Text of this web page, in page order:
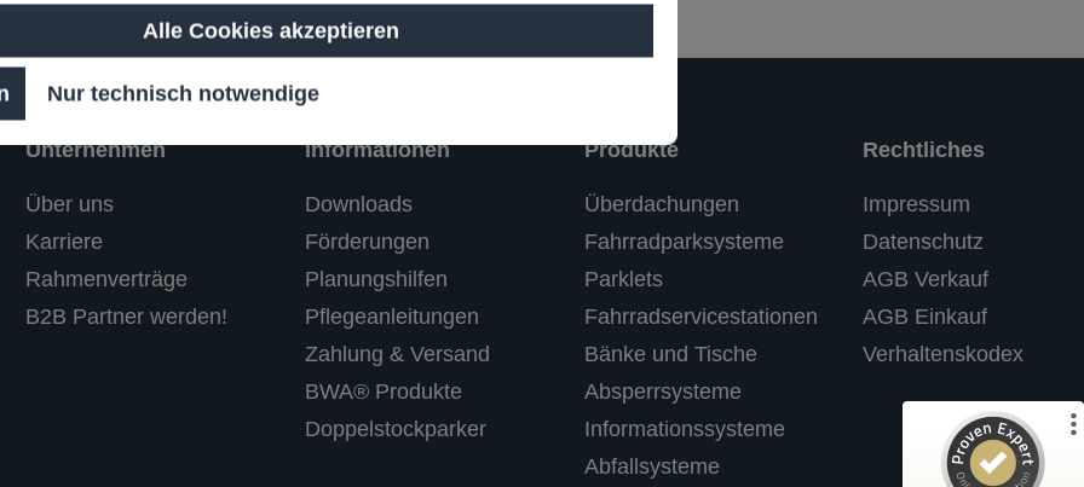
Unternehmen
Über uns
Karriere
Rahmenverträge
B2B Partner werden!
Informationen
Downloads
Förderungen
Planungshilfen
Pflegeanleitungen
Zahlung & Versand
BWA® Produkte
Doppelstockparker
Produkte
Überdachungen
Fahrradparksysteme
Parklets
Fahrradservicestationen
Bänke und Tische
Absperrsysteme
Informationssysteme
Abfallsysteme
Rechtliches
Impressum
Datenschutz
AGB Verkauf
AGB Einkauf
Verhaltenskodex
Alle Cookies akzeptieren
Nur technisch notwendige
RASTI
100
%
Empfehlungen auf
ProvenExpert.com
Bewertungen auf ProvenExpert.com